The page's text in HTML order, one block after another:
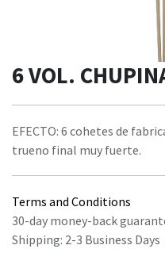
6 VOL.
EFECTO: 6 cohetes de
trueno final muy fuerte.
Terms and Conditions
30-day money-back
Shipping: 2-3 Business Days